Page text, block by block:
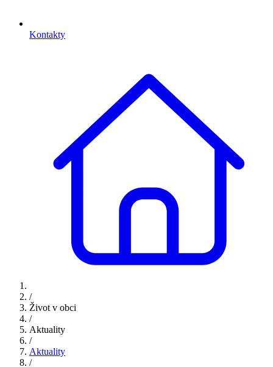
Kontakty
/
Život v obci
/
Aktuality
/
Aktuality
/